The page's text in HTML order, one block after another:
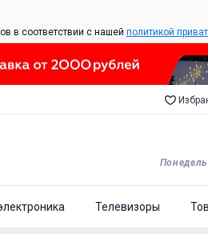
в соответствии с нашей политикой
Телевизоры